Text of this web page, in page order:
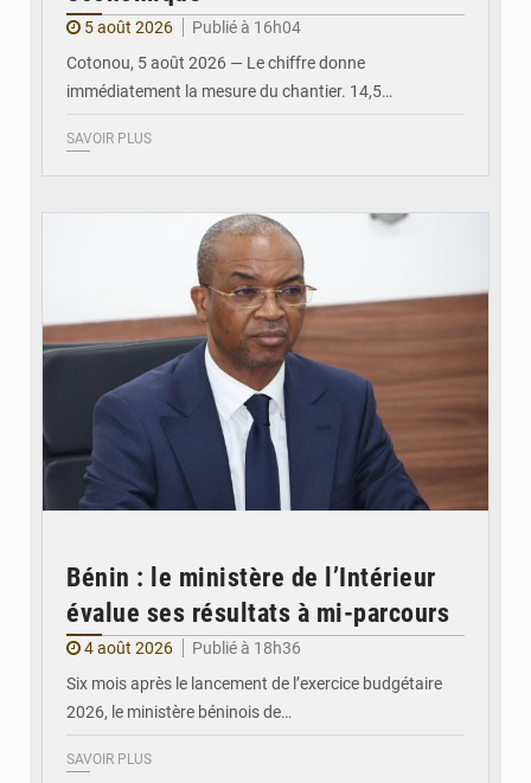
5 août 2026
Publié à 16h04
Cotonou, 5 août 2026 — Le chiffre donne
immédiatement la mesure du chantier. 14,5…
SAVOIR PLUS
Bénin : le ministère de l’Intérieur
évalue ses résultats à mi-parcours
4 août 2026
Publié à 18h36
Six mois après le lancement de l’exercice budgétaire
2026, le ministère béninois de…
SAVOIR PLUS